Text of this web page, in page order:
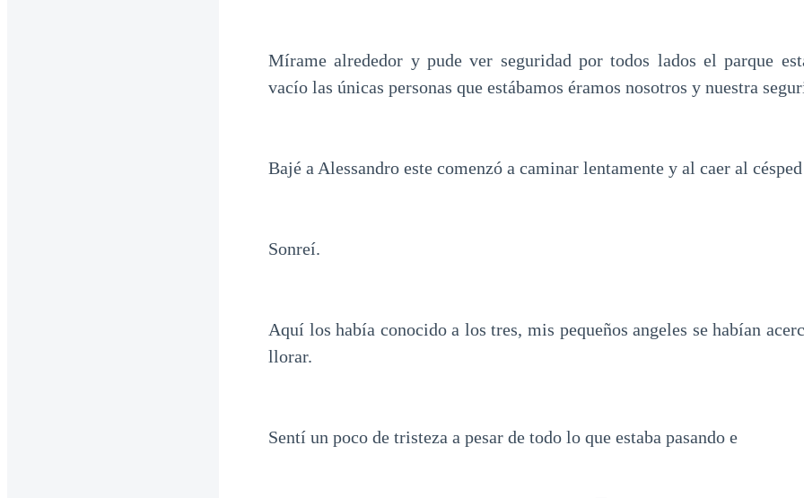
Mírame alrededor y pude ver seguridad por todos lados el parque
vacío las únicas personas que estábamos éramos nosotros y nuestra
Bajé a Alessandro este comenzó a caminar lentamente y al caer al
Sonreí.
Aquí los había conocido a los tres, mis pequeños angeles se habían
llorar.
Sentí un poco de tristeza a pesar de todo lo que estaba pasando e